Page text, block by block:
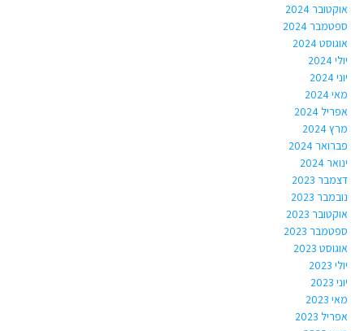
אוקטובר 2024
ספטמבר 2024
אוגוסט 2024
יולי 2024
יוני 2024
מאי 2024
אפריל 2024
מרץ 2024
פברואר 2024
ינואר 2024
דצמבר 2023
נובמבר 2023
אוקטובר 2023
ספטמבר 2023
אוגוסט 2023
יולי 2023
יוני 2023
מאי 2023
אפריל 2023